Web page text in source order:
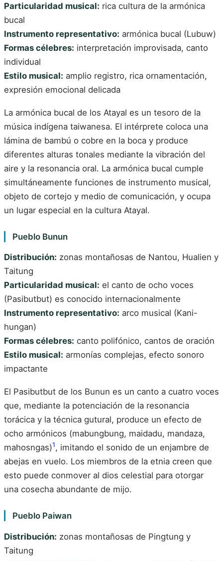
Particularidad musical: rica cultura de la armónica
bucal
Instrumento representativo: armónica bucal (Lubuw)
Formas célebres: interpretación improvisada, canto
individual
Estilo musical: amplio registro, rica ornamentación,
expresión emocional delicada
La armónica bucal de los Atayal es un tesoro de la
música indígena taiwanesa. El intérprete coloca una
lámina de bambú o cobre en la boca y produce
diferentes alturas tonales mediante la vibración del
aire y la resonancia oral. La armónica bucal cumple
simultáneamente funciones de instrumento musical,
objeto de cortejo y medio de comunicación, y ocupa
un lugar especial en la cultura Atayal.
Pueblo Bunun
Distribución: zonas montañosas de Nantou, Hualien y
Taitung
Particularidad musical: el canto de ocho voces
(Pasibutbut) es conocido internacionalmente
Instrumento representativo: arco musical (Kani-
hungan)
Formas célebres: canto polifónico, cantos de oración
Estilo musical: armonías complejas, efecto sonoro
impactante
El Pasibutbut de los Bunun es un canto a cuatro voces
que, mediante la potenciación de la resonancia
torácica y la técnica gutural, produce un efecto de
ocho armónicos (mabungbung, maidadu, mandaza,
mahosngas)1, imitando el sonido de un enjambre de
abejas en vuelo. Los miembros de la etnia creen que
esto puede conmover al dios celestial para otorgar
una cosecha abundante de mijo.
Pueblo Paiwan
Distribución: zonas montañosas de Pingtung y
Taitung